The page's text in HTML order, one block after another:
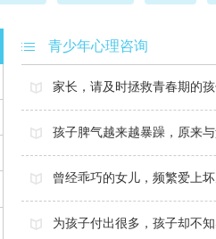
青少年心理咨询
家长，请及时拯救青春期的
孩子脾气越来越暴躁，原来
曾经乖巧的女儿，频繁爱上
为孩子付出很多，孩子却不